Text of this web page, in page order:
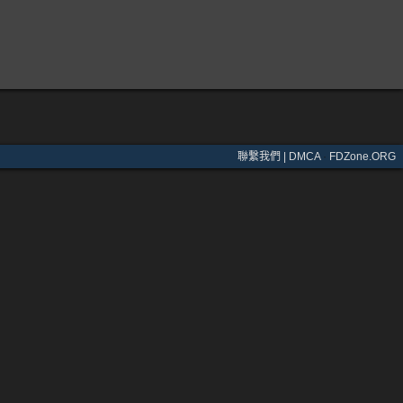
聯繫我們 | DMCA· FDZone.ORG